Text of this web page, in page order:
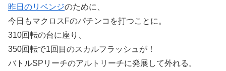
昨日のリベンジのために、
今日もマクロスFのパチンコを打つことに。
310回転の台に座り、
350回転で1回目のスカルフラッシュが！
バトルSPリーチのアルトリーチに発展して外れる。